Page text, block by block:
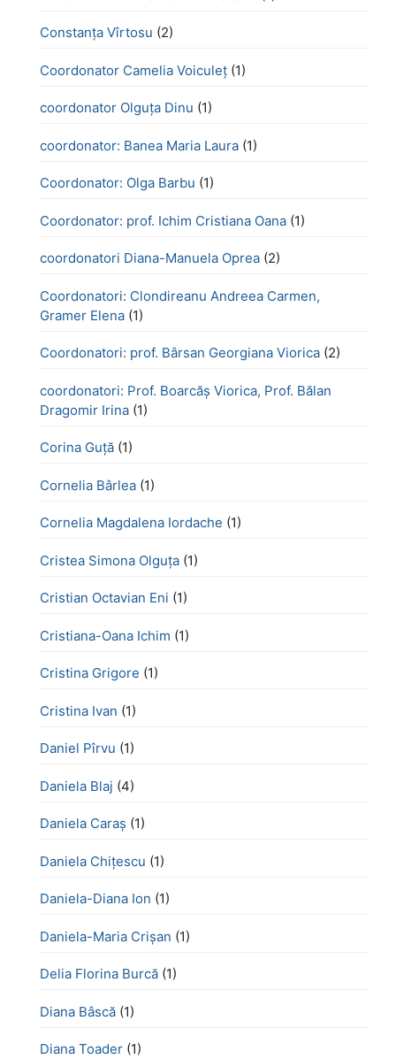
Constanța Vîrtosu (2)
Coordonator Camelia Voiculeț (1)
coordonator Olguța Dinu (1)
coordonator: Banea Maria Laura (1)
Coordonator: Olga Barbu (1)
Coordonator: prof. Ichim Cristiana Oana (1)
coordonatori Diana-Manuela Oprea (2)
Coordonatori: Clondireanu Andreea Carmen,
Gramer Elena (1)
Coordonatori: prof. Bârsan Georgiana Viorica (2)
coordonatori: Prof. Boarcăș Viorica, Prof. Bălan
Dragomir Irina (1)
Corina Guță (1)
Cornelia Bârlea (1)
Cornelia Magdalena Iordache (1)
Cristea Simona Olguța (1)
Cristian Octavian Eni (1)
Cristiana-Oana Ichim (1)
Cristina Grigore (1)
Cristina Ivan (1)
Daniel Pîrvu (1)
Daniela Blaj (4)
Daniela Caraș (1)
Daniela Chiţescu (1)
Daniela-Diana Ion (1)
Daniela-Maria Crișan (1)
Delia Florina Burcă (1)
Diana Bâscă (1)
Diana Toader (1)